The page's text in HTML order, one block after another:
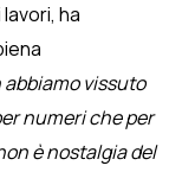
ha
vissuto
numeri che per
è nostalgia del